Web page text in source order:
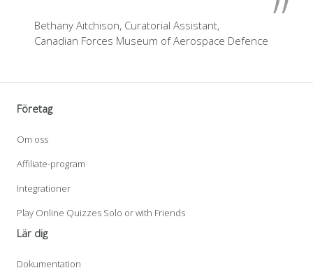
Bethany Aitchison, Curatorial Assistant,
Canadian Forces Museum of Aerospace Defence
Företag
Om oss
Affiliate-program
Integrationer
Play Online Quizzes Solo or with Friends
Lär dig
Dokumentation